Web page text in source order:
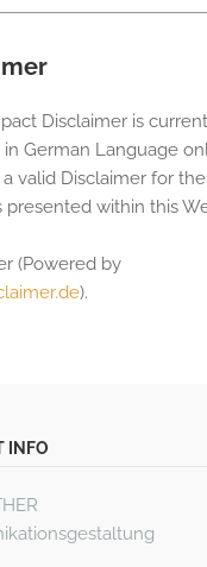
Disclaimer is
German Language
valid Disclaimer for the
presented within this
(Powered by
).
INFO